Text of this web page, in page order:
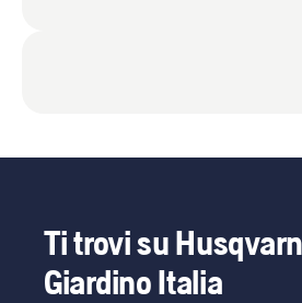
Ti trovi su
Giardino Italia